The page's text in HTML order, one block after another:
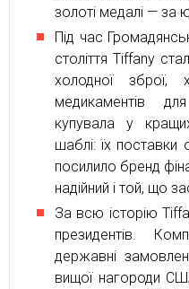
золоті медалі — за
Під час
століття Tiffany
холодної зброї,
медикаментів
купувала у
шаблі: їх
посилило бренд
надійний і той, що
За всю історію
президентів.
державні
вищої нагороди